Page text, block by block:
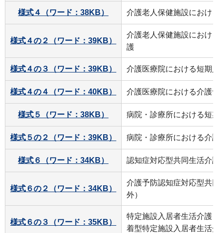
様式４（ワード：38KB） 介護老人保健施設におけ
様式４の２（ワード：39KB）
介護老人保健施設におけ
護
様式４の３（ワード：39KB） 介護医療院における短期
様式４の４（ワード：40KB） 介護医療院における介護
様式５（ワード：38KB） 病院・診療所における短
様式５の２（ワード：39KB） 病院・診療所における介
様式６（ワード：34KB） 認知症対応型共同生活介
様式６の２（ワード：34KB）
介護予防認知症対応型共
外）
様式６の３（ワード：35KB）
特定施設入居者生活介護
着型特定施設入居者生活